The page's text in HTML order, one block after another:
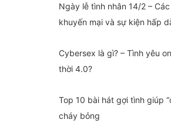
Ngày lễ tình nhân 14/2 –
khuyến mại và sự kiện hấp
Cybersex là gì? – Tình yêu
thời 4.0?
Top 10 bài hát gợi tình giúp
cháy bỏng